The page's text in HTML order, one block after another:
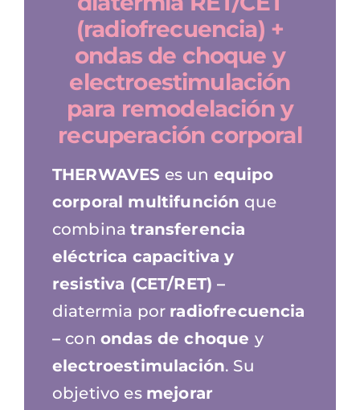
(radiofrecuencia) +
ondas de choque y
electroestimulación
para remodelación y
recuperación corporal
THERWAVES es un equipo
corporal multifunción que
combinatransferencia
eléctrica capacitiva y
resistiva (CET/RET) –
diatermia por radiofrecuencia
– con ondas de choque y
electroestimulación. Su
objetivo es mejorar